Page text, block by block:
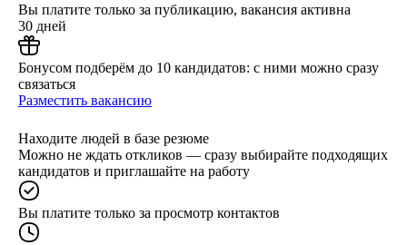
Вы платите только за публикацию, вакансия активна
30 дней
Бонусом подберём до 10 кандидатов: с ними можно сразу
связаться
Разместить вакансию
Находите людей в базе резюме
Можно не ждать откликов — сразу выбирайте подходящих
кандидатов и приглашайте на работу
Вы платите только за просмотр контактов